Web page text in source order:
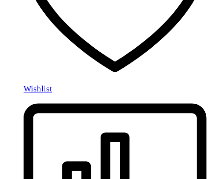
Wishlist